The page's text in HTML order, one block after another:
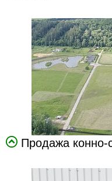
Продажа конно-